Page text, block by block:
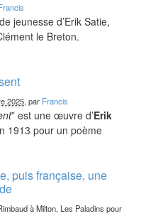
jeunesse d’Erik Satie,
le Breton.
2025, par Francis
” est une œuvre d’Erik
1913 pour un poème
puis française, une
à Milton, Les Paladins pour